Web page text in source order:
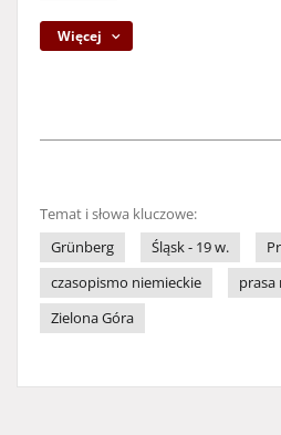
Więcej
Temat i słowa kluczowe:
Grünberg
Śląsk - 19 w.
czasopismo niemieckie
prasa
Zielona Góra